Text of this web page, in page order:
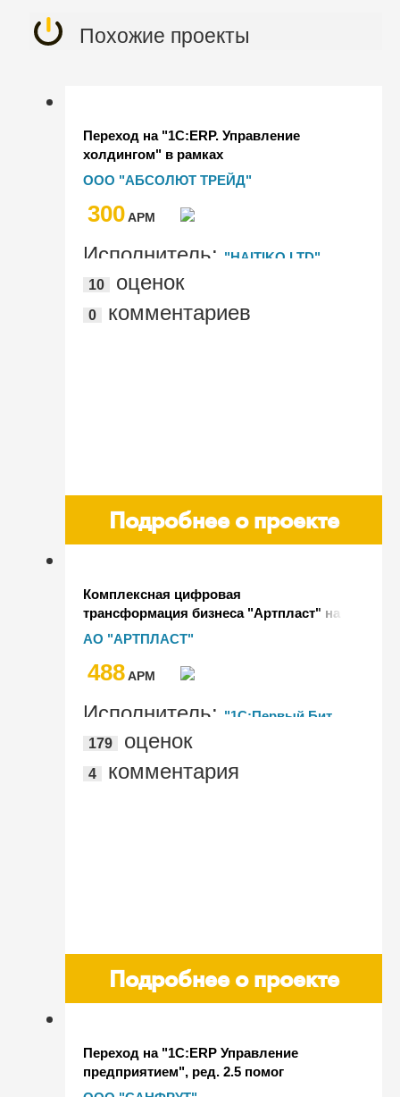
Похожие проекты
Переход на "1С:ERP. Управление
холдингом" в рамках
импортозамещения
ООО "АБСОЛЮТ ТРЕЙД"
300AРМ
Исполнитель: "HAITIKO LTD"
10
оценок
0 комментариев
Подробнее о проекте
Комплексная цифровая
трансформация бизнеса "Артпласт" на
базе "1С:ERP. Управление холдингом"
АО "АРТПЛАСТ"
488AРМ
Исполнитель: "1С:Первый Бит,
Москва - м. Спортивная"
179 оценок
4 комментария
Подробнее о проекте
Переход на "1С:ERP Управление
предприятием", ред. 2.5 помог
производителю соков "САНФРУТ"